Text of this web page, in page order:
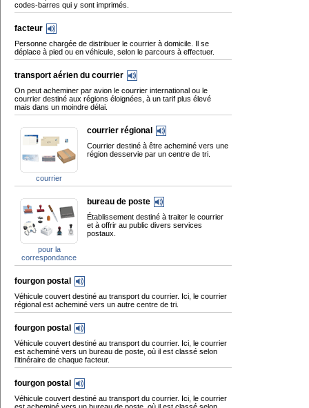
codes-barres qui y sont imprimés.
facteur
Personne chargée de distribuer le courrier à domicile. Il se
déplace à pied ou en véhicule, selon le parcours à effectuer.
transport aérien du courrier
On peut acheminer par avion le courrier international ou le
courrier destiné aux régions éloignées, à un tarif plus élevé
mais dans un moindre délai.
courrier
courrier régional
Courrier destiné à être acheminé vers une
région desservie par un centre de tri.
pour la
correspondance
bureau de poste
Établissement destiné à traiter le courrier
et à offrir au public divers services
postaux.
fourgon postal
Véhicule couvert destiné au transport du courrier. Ici, le courrier
régional est acheminé vers un autre centre de tri.
fourgon postal
Véhicule couvert destiné au transport du courrier. Ici, le courrier
est acheminé vers un bureau de poste, où il est classé selon
l’itinéraire de chaque facteur.
fourgon postal
Véhicule couvert destiné au transport du courrier. Ici, le courrier